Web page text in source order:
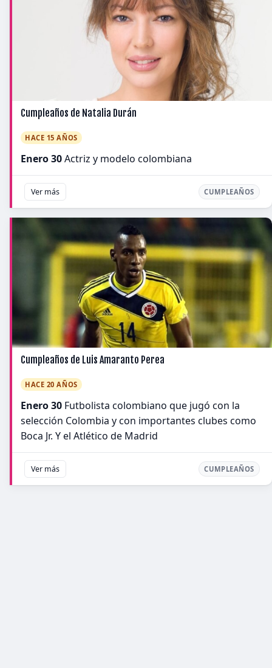
Cumpleaños de Natalia Durán
HACE 15 AÑOS
Enero 30Actriz y modelo colombiana
Ver más CUMPLEAÑOS
Cumpleaños de Luis Amaranto Perea
HACE 20 AÑOS
Enero 30 Futbolista colombiano que jugó con la
selección Colombia y con importantes clubes como
Boca Jr. Y el Atlético de Madrid
Ver más CUMPLEAÑOS